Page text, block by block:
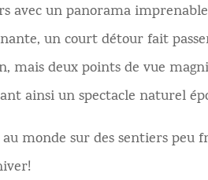
avec un panorama
un court détour fait
mais deux points de vue
ainsi un spectacle naturel
monde sur des sentiers peu